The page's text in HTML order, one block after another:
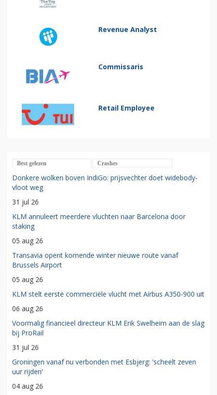
Revenue Analyst
Commissaris
Retail Employee
Best gelezen Crashes
Donkere wolken boven IndiGo: prijsvechter doet widebody-
vloot weg
31 jul 26
KLM annuleert meerdere vluchten naar Barcelona door
staking
05 aug 26
Transavia opent komende winter nieuwe route vanaf
Brussels Airport
05 aug 26
KLM stelt eerste commerciële vlucht met Airbus A350-900 uit
06 aug 26
Voormalig financieel directeur KLM Erik Swelheim aan de slag
bij ProRail
31 jul 26
Groningen vanaf nu verbonden met Esbjerg: 'scheelt zeven
uur rijden'
04 aug 26